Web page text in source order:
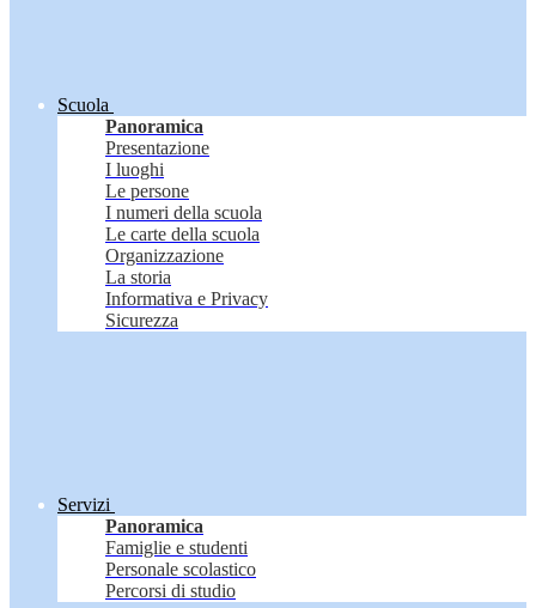
Scuola
Panoramica
Presentazione
I luoghi
Le persone
I numeri della scuola
Le carte della scuola
Organizzazione
La storia
Informativa e Privacy
Sicurezza
Servizi
Panoramica
Famiglie e studenti
Personale scolastico
Percorsi di studio